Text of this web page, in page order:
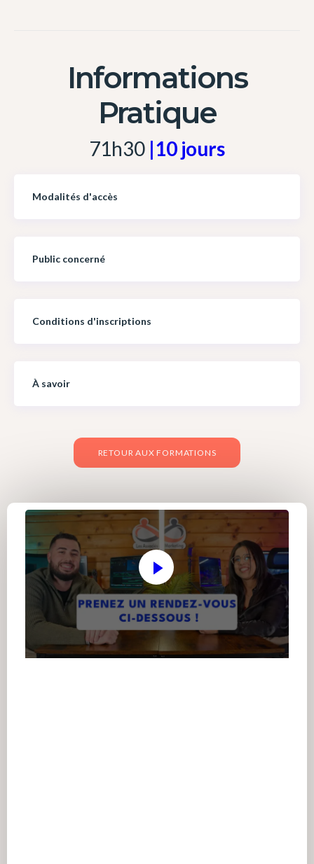
Informations
Pratique
71h30 |10 jours
Modalités d'accès
Public concerné
Conditions d'inscriptions
À savoir
RETOUR AUX FORMATIONS